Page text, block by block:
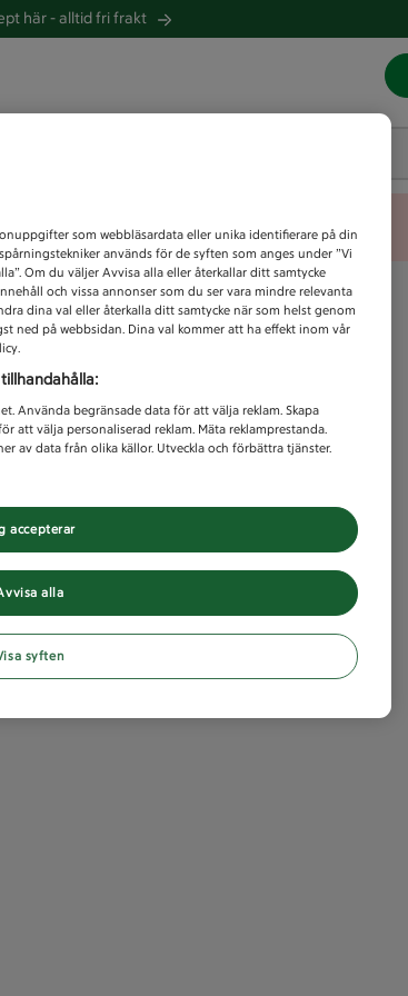
här -alltid fri frakt
Unknown error
som webbläsardata eller unika identifierare på din
används för de syften som anges under ”Vi
Om du väljer Avvisa alla eller återkallar ditt samtycke
och vissa annonser som du ser vara mindre relevanta
dina val eller återkalla ditt samtycke när som helst genom
ned på webbsidan. Dina val kommer att ha effekt inom vår
Använda begränsade data för att välja reklam. Skapa
att välja personaliserad reklam. Mäta reklamprestanda.
av data från olika källor. Utveckla och förbättra tjänster.
alla
accepterar
syften